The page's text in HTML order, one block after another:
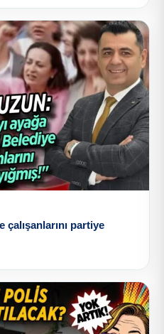
partiye